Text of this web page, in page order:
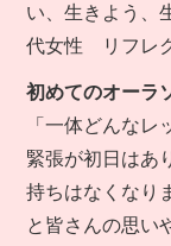
い、生きよう、
代女性 リフレ
初めてのオーラ
「一体どんな
緊張が初日はあ
持ちはなくなり
と皆さんの思い